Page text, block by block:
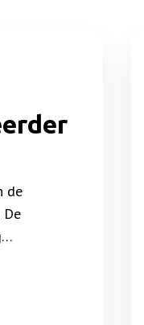
de
De